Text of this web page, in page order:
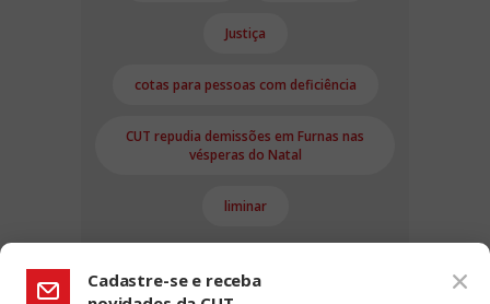
Justiça
cotas para pessoas com deficiência
CUT repudia demissões em Furnas nas
vésperas do Natal
liminar
Cadastre-se e receba